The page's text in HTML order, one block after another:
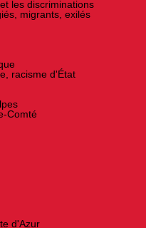
les discriminations
migrants, exilés
racisme d'État
Comté
d'Azur